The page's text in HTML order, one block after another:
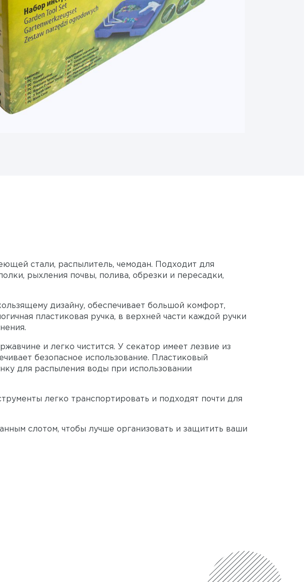
стали, распылитель, чемодан. Подходит для
рыхления почвы, полива, обрезки и пересадки,
дизайну, обеспечивает большой комфорт,
пластиковая ручка, в верхней части каждой ручки
и легко чистится. У секатор имеет лезвие из
безопасное использование. Пластиковый
для распыления воды при использовании
легко транспортировать и подходят почти для
слотом, чтобы лучше организовать и защитить ваши